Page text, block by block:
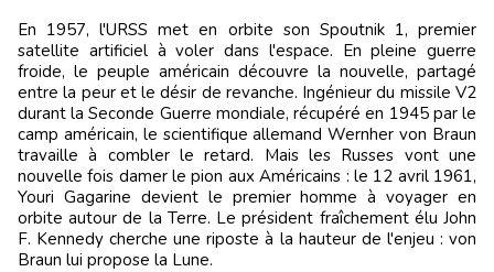
En 1957, l'URSS met en orbite son Spoutnik 1, premier
satellite artificiel à voler dans l'espace. En pleine guerre
froide, le peuple américain découvre la nouvelle, partagé
entre la peur et le désir de revanche. Ingénieur du missile V2
durant la Seconde Guerre mondiale, récupéré en 1945 par le
camp américain, le scientifique allemand Wernher von Braun
travaille à combler le retard. Mais les Russes vont une
nouvelle fois damer le pion aux Américains : le 12 avril 1961,
Youri Gagarine devient le premier homme à voyager en
orbite autour de la Terre. Le président fraîchement élu John
F. Kennedy cherche une riposte à la hauteur de l'enjeu : von
Braun lui propose la Lune.